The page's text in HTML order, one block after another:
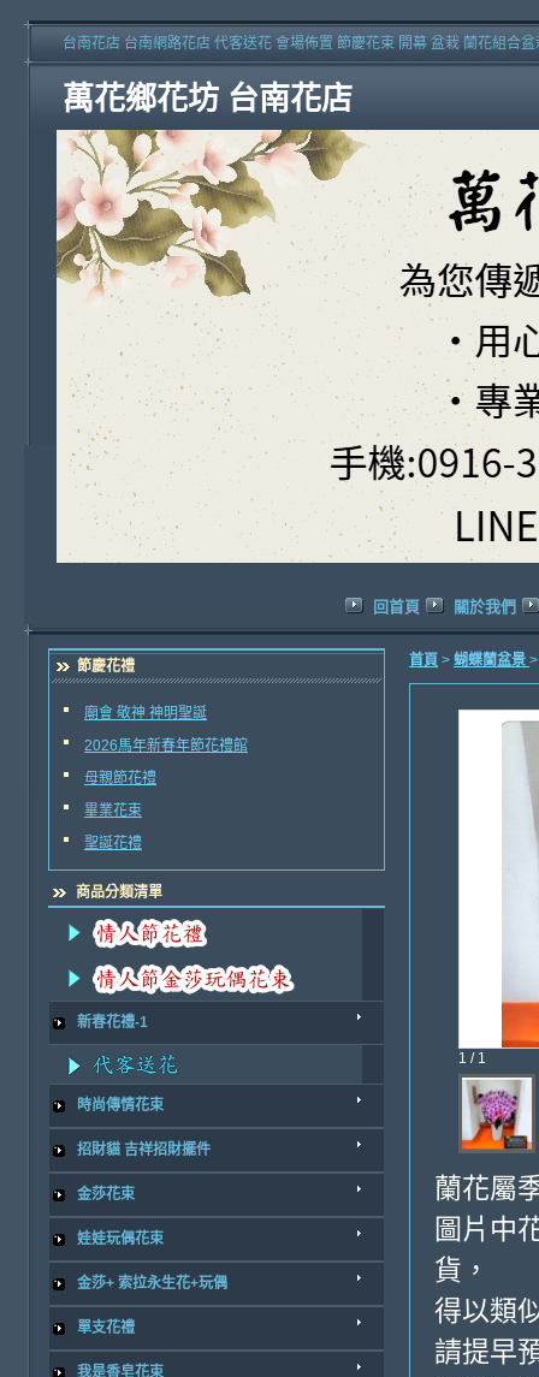
萬花鄉花坊 台南花店
台南花店 台南網路花店 代客送花 會場佈置 節慶花束 開幕 盆栽 蘭花組合
回首頁 關於我們
節慶花禮
廟會 敬神 神明聖誕
2026馬年新春年節花禮館
母親節花禮
畢業花束
聖誕花禮
商品分類清單
新春花禮-1
時尚傳情花束
招財貓 吉祥招財擺件
金莎花束
娃娃玩偶花束
金莎+ 索拉永生花+玩偶
單支花禮
我是香皂花束
首頁 > 蝴蝶蘭盆景
1 / 1
蘭花屬
圖片中
貨，
得以類
請提早